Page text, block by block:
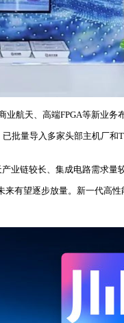
航天、高端FPGA等新业务
量导入多家头部主机厂
链较长、集成电路需求量
有望逐步放量。新一代高性